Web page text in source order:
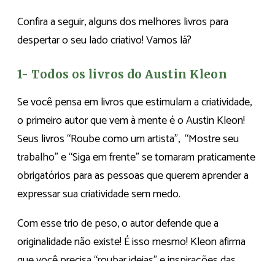
Confira a seguir, alguns dos melhores livros para
despertar o seu lado criativo! Vamos lá?
1- Todos os livros do Austin Kleon
Se você pensa em livros que estimulam a criatividade,
o primeiro autor que vem à mente é o Austin Kleon!
Seus livros “Roube como um artista”, “Mostre seu
trabalho” e “Siga em frente” se tornaram praticamente
obrigatórios para as pessoas que querem aprender a
expressar sua criatividade sem medo.
Com esse trio de peso, o autor defende que a
originalidade não existe! É isso mesmo! Kleon afirma